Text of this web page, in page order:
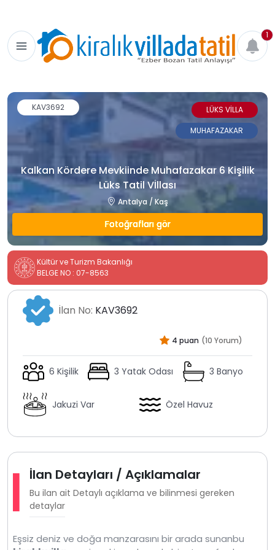
1
Kalkan Kördere Mevkiinde Muhafazakar 6 Kişilik
Lüks Tatil Vİllası
Antalya / Kaş
Fotoğrafları gör
KAV3692
LÜKS VİLLA
MUHAFAZAKAR
Kültür ve Turizm Bakanlığı
BELGE NO : 07-8563
İlan No: KAV3692
4 puan (10 Yorum)
6 Kişilik 3 Yatak Odası 3 Banyo
Jakuzi Var Özel Havuz
İlan Detayları / Açıklamalar
Bu ilan ait Detaylı açıklama ve bilinmesi gereken
detaylar
Eşsiz deniz ve doğa manzarasını bir arada sunanbu